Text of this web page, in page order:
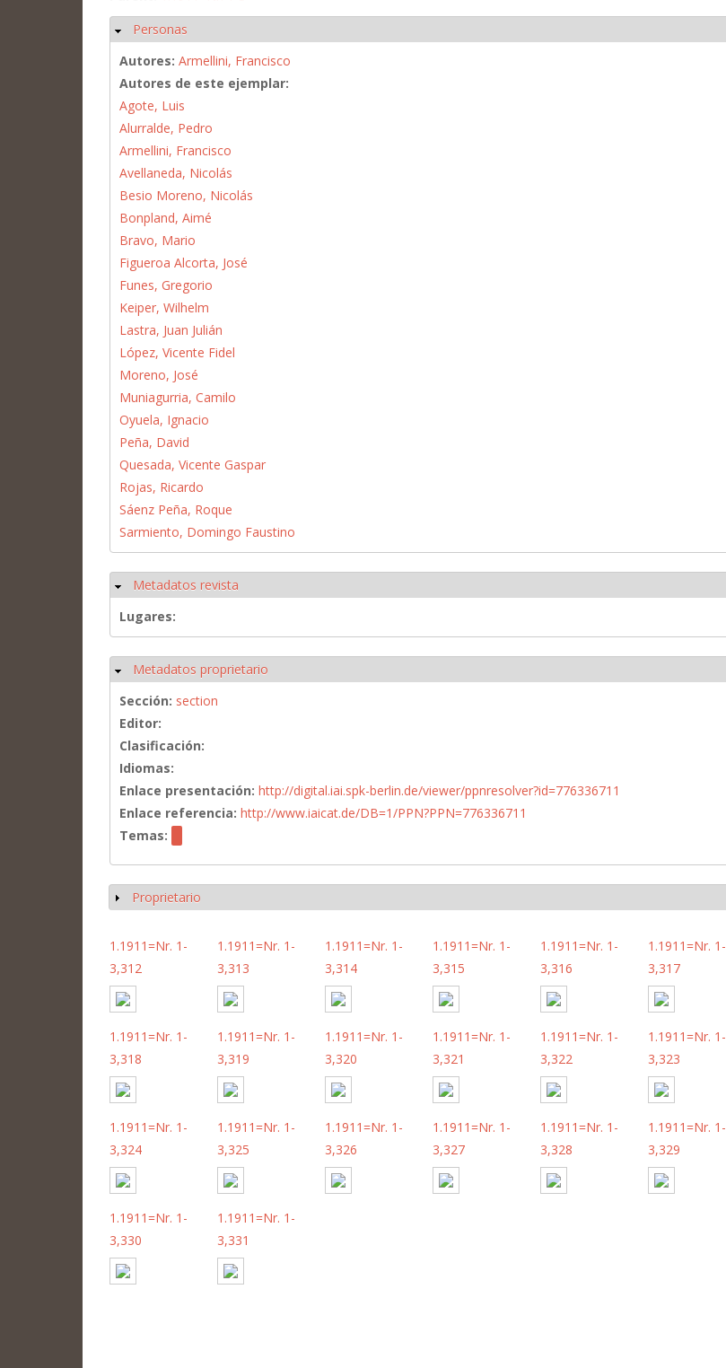
Ocultar
Personas
Autores: Armellini, Francisco
Autores de este ejemplar:
Agote, Luis
Alurralde, Pedro
Armellini, Francisco
Avellaneda, Nicolás
Besio Moreno, Nicolás
Bonpland, Aimé
Bravo, Mario
Figueroa Alcorta, José
Funes, Gregorio
Keiper, Wilhelm
Lastra, Juan Julián
López, Vicente Fidel
Moreno, José
Muniagurria, Camilo
Oyuela, Ignacio
Peña, David
Quesada, Vicente Gaspar
Rojas, Ricardo
Sáenz Peña, Roque
Sarmiento, Domingo Faustino
Ocultar
Metadatos revista
Lugares:
Ocultar
Metadatos proprietario
Sección: section
Editor:
Clasificación:
Idiomas:
Enlace presentación: http://digital.iai.spk-berlin.de/viewer/ppnresolver?id=776336711
Enlace referencia: http://www.iaicat.de/DB=1/PPN?PPN=776336711
Temas:
Mostrar
Proprietario
1.1911=Nr. 1-
3,312
1.1911=Nr. 1-
3,313
1.1911=Nr. 1-
3,314
1.1911=Nr. 1-
3,315
1.1911=Nr. 1-
3,316
1.1911=Nr. 1-
3,317
1.1911=Nr. 1-
3,318
1.1911=Nr. 1-
3,319
1.1911=Nr. 1-
3,320
1.1911=Nr. 1-
3,321
1.1911=Nr. 1-
3,322
1.1911=Nr. 1-
3,323
1.1911=Nr. 1-
3,324
1.1911=Nr. 1-
3,325
1.1911=Nr. 1-
3,326
1.1911=Nr. 1-
3,327
1.1911=Nr. 1-
3,328
1.1911=Nr. 1-
3,329
1.1911=Nr. 1-
3,330
1.1911=Nr. 1-
3,331